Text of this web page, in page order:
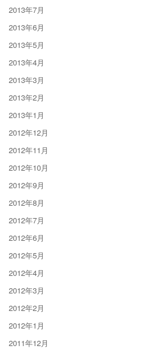
2013年7月
2013年6月
2013年5月
2013年4月
2013年3月
2013年2月
2013年1月
2012年12月
2012年11月
2012年10月
2012年9月
2012年8月
2012年7月
2012年6月
2012年5月
2012年4月
2012年3月
2012年2月
2012年1月
2011年12月